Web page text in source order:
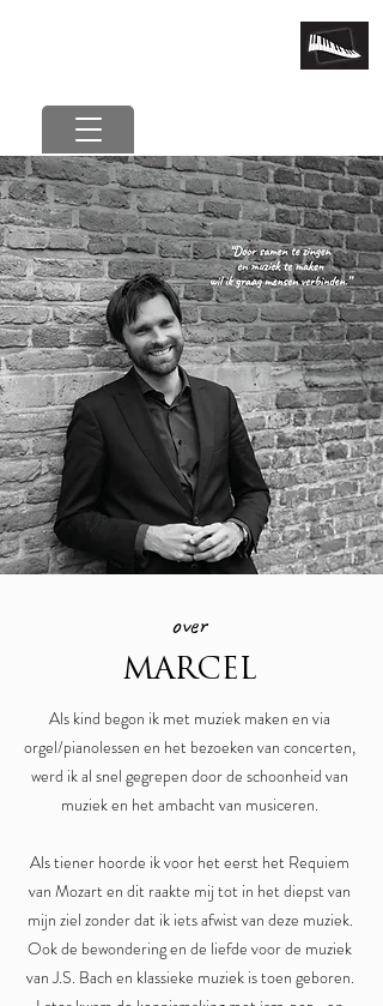
over
MARCEL
Als kind begon ik met muziek maken en via
orgel/pianolessen en het bezoeken van concerten,
werd ik al snel gegrepen door de schoonheid van
muziek en het ambacht van musiceren.
Als tiener hoorde ik voor het eerst het Requiem
van Mozart en dit raakte mij tot in het diepst van
mijn ziel zonder dat ik iets afwist van deze muziek.
Ook de bewondering en de liefde voor de muziek
van J.S. Bach en klassieke muziek is toen geboren.